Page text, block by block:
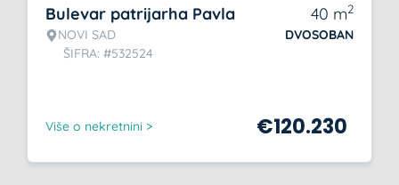
Bulevar patrijarha Pavla
NOVI SAD
ŠIFRA: #532524
40 m2
DVOSOBAN
Više o nekretnini > €120.230